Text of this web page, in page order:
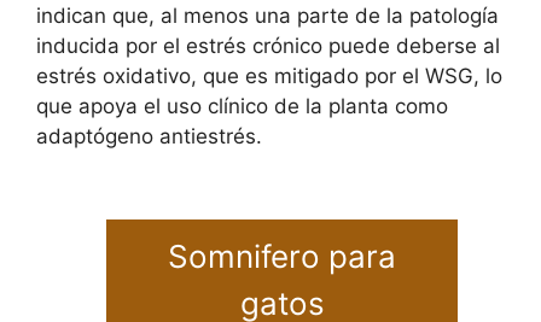
indican que, al menos una parte de la patología
inducida por el estrés crónico puede deberse al
estrés oxidativo, que es mitigado por el WSG, lo
que apoya el uso clínico de la planta como
adaptógeno antiestrés.
Somnifero para
gatos